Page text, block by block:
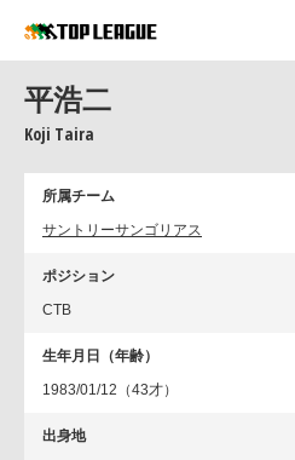
コラム
平浩二
Koji Taira
所属チーム
サントリーサンゴリアス
ポジション
CTB
生年月日（年齢）
1983/01/12（43才）
出身地